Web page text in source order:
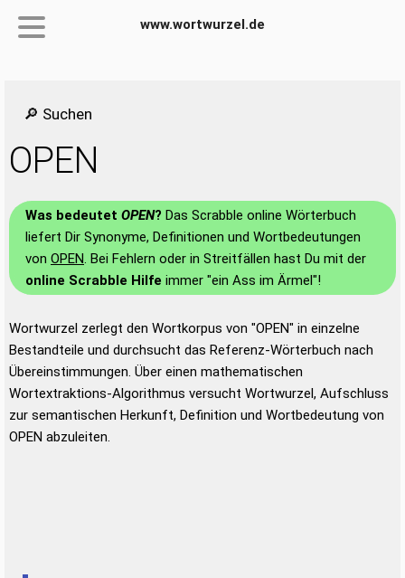
www.wortwurzel.de
🔎 Suchen
OPEN
Was bedeutet OPEN? Das Scrabble online Wörterbuch
liefert Dir Synonyme, Definitionen und Wortbedeutungen
von OPEN. Bei Fehlern oder in Streitfällen hast Du mit der
online Scrabble Hilfe immer "ein Ass im Ärmel"!
Wortwurzel zerlegt den Wortkorpus von "OPEN" in einzelne
Bestandteile und durchsucht das Referenz-Wörterbuch nach
Übereinstimmungen. Über einen mathematischen
Wortextraktions-Algorithmus versucht Wortwurzel, Aufschluss
zur semantischen Herkunft, Definition und Wortbedeutung von
OPEN abzuleiten.